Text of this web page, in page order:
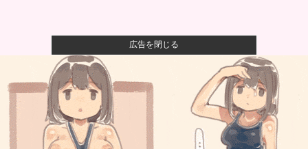
【悲報】母親、息子を通して男の競争の厳しさを知る
広告を閉じる